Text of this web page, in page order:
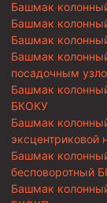
Башмак
Башмак
Башмак
Башмак
посадочным
Башмак
БКОКУ
Башмак
эксцентриковой
Башмак
бесповоротный
Башмак